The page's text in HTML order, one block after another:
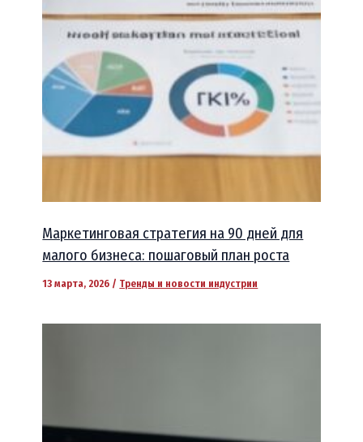
Маркетинговая стратегия на 90 дней для
малого бизнеса: пошаговый план роста
13 марта, 2026 / Тренды и новости индустрии